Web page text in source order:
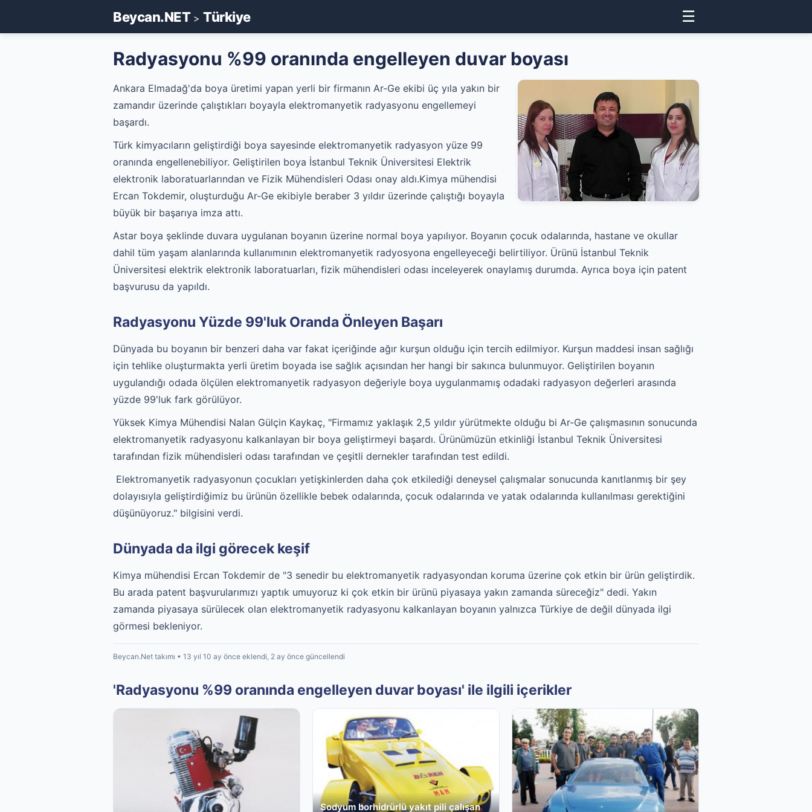
Beycan.NET> Türkiye ☰
Radyasyonu %99 oranında engelleyen duvar boyası
Ankara Elmadağ'da boya üretimi yapan yerli bir firmanın Ar-Ge ekibi üç yıla yakın bir
zamandır üzerinde çalıştıkları boyayla elektromanyetik radyasyonu engellemeyi
başardı.
Türk kimyacıların geliştirdiği boya sayesinde elektromanyetik radyasyon yüze 99
oranında engellenebiliyor. Geliştirilen boya İstanbul Teknik Üniversitesi Elektrik
elektronik laboratuarlarından ve Fizik Mühendisleri Odası onay aldı.Kimya mühendisi
Ercan Tokdemir, oluşturduğu Ar-Ge ekibiyle beraber 3 yıldır üzerinde çalıştığı boyayla
büyük bir başarıya imza attı.
Astar boya şeklinde duvara uygulanan boyanın üzerine normal boya yapılıyor. Boyanın çocuk odalarında, hastane ve okullar
dahil tüm yaşam alanlarında kullanımının elektromanyetik radyosyona engelleyeceği belirtiliyor. Ürünü İstanbul Teknik
Üniversitesi elektrik elektronik laboratuarları, fizik mühendisleri odası inceleyerek onaylamış durumda. Ayrıca boya için patent
başvurusu da yapıldı.
Radyasyonu Yüzde 99'luk Oranda Önleyen Başarı
Dünyada bu boyanın bir benzeri daha var fakat içeriğinde ağır kurşun olduğu için tercih edilmiyor. Kurşun maddesi insan sağlığı
için tehlike oluşturmakta yerli üretim boyada ise sağlık açısından her hangi bir sakınca bulunmuyor. Geliştirilen boyanın
uygulandığı odada ölçülen elektromanyetik radyasyon değeriyle boya uygulanmamış odadaki radyasyon değerleri arasında
yüzde 99'luk fark görülüyor.
Yüksek Kimya Mühendisi Nalan Gülçin Kaykaç, "Firmamız yaklaşık 2,5 yıldır yürütmekte olduğu bi Ar-Ge çalışmasının sonucunda
elektromanyetik radyasyonu kalkanlayan bir boya geliştirmeyi başardı. Ürünümüzün etkinliği İstanbul Teknik Üniversitesi
tarafından fizik mühendisleri odası tarafından ve çeşitli dernekler tarafından test edildi.
Elektromanyetik radyasyonun çocukları yetişkinlerden daha çok etkilediği deneysel çalışmalar sonucunda kanıtlanmış bir şey
dolayısıyla geliştirdiğimiz bu ürünün özellikle bebek odalarında, çocuk odalarında ve yatak odalarında kullanılması gerektiğini
düşünüyoruz." bilgisini verdi.
Dünyada da ilgi görecek keşif
Kimya mühendisi Ercan Tokdemir de "3 senedir bu elektromanyetik radyasyondan koruma üzerine çok etkin bir ürün geliştirdik.
Bu arada patent başvurularımızı yaptık umuyoruz ki çok etkin bir ürünü piyasaya yakın zamanda süreceğiz" dedi. Yakın
zamanda piyasaya sürülecek olan elektromanyetik radyasyonu kalkanlayan boyanın yalnızca Türkiye de değil dünyada ilgi
görmesi bekleniyor.
Beycan.Net takımı • 13 yıl 10 ay önce eklendi, 2 ay önce güncellendi
'Radyasyonu %99 oranında engelleyen duvar boyası' ile ilgili içerikler
Sodyum borhidrürlü yakıt pili çalışan